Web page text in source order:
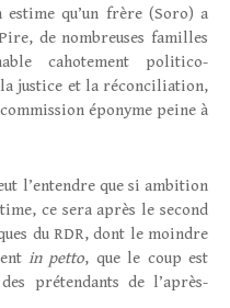
estime qu’un frère (Soro) a
de nombreuses familles
cahotement politico-
justice et la réconciliation,
éponyme peine à
l’entendre que si ambition
ce sera après le second
du RDR, dont le moindre
in petto, que le coup est
prétendants de l’après-